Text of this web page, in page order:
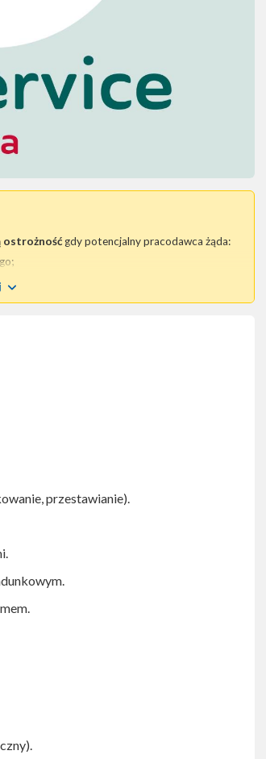
ostrożność gdy potencjalny pracodawca żąda:
- typu: @gmail.com, @wp.pl, @o2.pl, itp.),
przestawianie).